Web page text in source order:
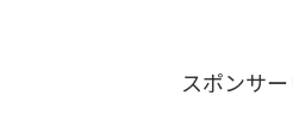
スポンサ